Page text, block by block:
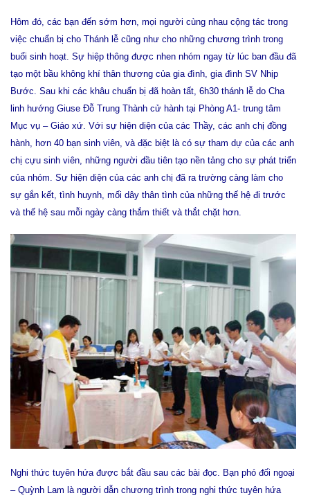
Hôm đó, các bạn đến sớm hơn, mọi người cùng nhau cộng tác trong
việc chuẩn bị cho Thánh lễ cũng như cho những chương trình trong
buổi sinh hoạt. Sự hiệp thông được nhen nhóm ngay từ lúc ban đầu đã
tạo một bầu không khí thân thương của gia đình, gia đình SV Nhịp
Bước. Sau khi các khâu chuẩn bị đã hoàn tất, 6h30 thánh lễ do Cha
linh hướng Giuse Đỗ Trung Thành cử hành tại Phòng A1- trung tâm
Mục vụ – Giáo xứ. Với sự hiện diện của các Thầy, các anh chị đồng
hành, hơn 40 bạn sinh viên, và đặc biệt là có sự tham dự của các anh
chị cựu sinh viên, những người đầu tiên tạo nền tảng cho sự phát triển
của nhóm. Sự hiện diện của các anh chị đã ra trường càng làm cho
sự gắn kết, tình huynh, mối dây thân tình của những thế hệ đi trước
và thế hệ sau mỗi ngày càng thắm thiết và thắt chặt hơn.
Nghi thức tuyên hứa được bắt đầu sau các bài đọc. Bạn phó đối ngoại
– Quỳnh Lam là người dẫn chương trình trong nghi thức tuyên hứa